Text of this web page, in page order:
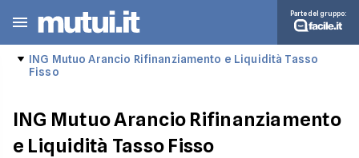
Parte del gruppo:
ING Mutuo Arancio Rifinanziamento e Liquidità Tasso
Fisso
ING Mutuo Arancio Rifinanziamento
e Liquidità Tasso Fisso